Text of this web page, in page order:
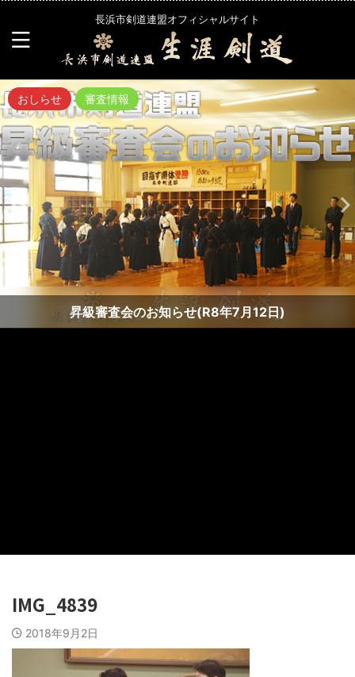
長浜市剣道連盟オフィシャルサイト
おしらせ 審査情報
昇級審査会のお知らせ(R8年7月12日)
IMG_4839
2018年9月2日